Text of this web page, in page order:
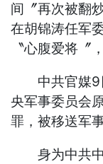
间〞再次被翻
在胡锦涛任军
〝心腹爱将〞
中共官媒9
央军事委员会
罪，被移送军
身为中共中